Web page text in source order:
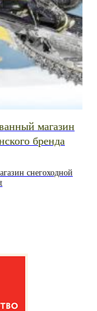
магазин
бренда
снегоходной